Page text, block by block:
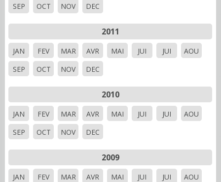
SEP
OCT NOV DEC
2011
JAN FEV MAR AVR MAI JUI JUI
AOU
SEP
OCT NOV DEC
2010
JAN FEV MAR AVR MAI JUI JUI
AOU
SEP
OCT NOV DEC
2009
JAN FEV MAR AVR MAI JUI JUI
AOU